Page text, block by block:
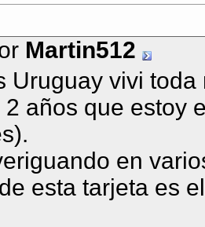
Martin512
Uruguay vivi
2 años que estoy
en
esta tarjeta es